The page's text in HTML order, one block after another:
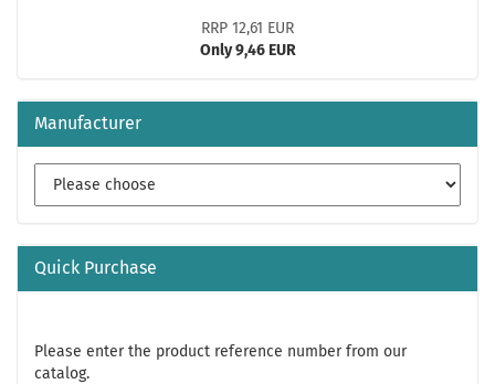
RRP 12,61 EUR
Only 9,46 EUR
Manufacturer
Quick Purchase
PLEASE
ENTER
Please enter the product reference number from our
catalog.